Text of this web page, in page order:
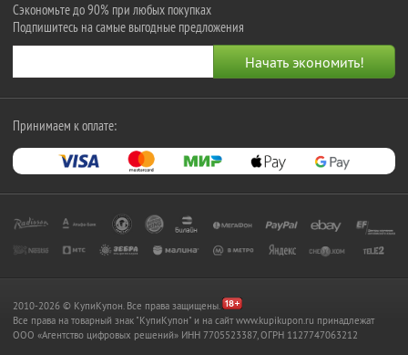
Сэкономьте до 90% при любых покупках
Подпишитесь на самые выгодные предложения
Принимаем к оплате:
2010-2026 © КупиКупон. Все права защищены.
Все права на товарный знак "КупиКупон" и на сайт www.kupikupon.ru принадлежат
OOO «Агентство цифровых решений» ИНН 7705523387, ОГРН 1127747063212